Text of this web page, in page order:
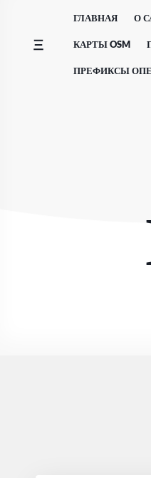
содержимому
ГЛАВНАЯ О
КАРТЫ OSM
ПРЕФИКСЫ